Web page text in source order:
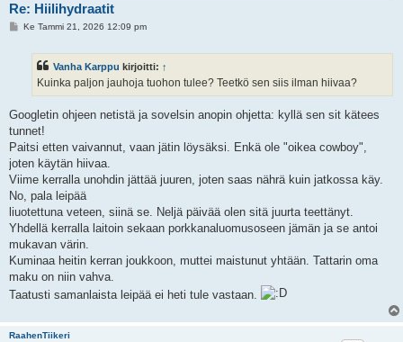
Re: Hiilihydraatit
VKe Tammi 21, 2026 12:09 pm
Vanha Karppu kirjoitti: ↑
Kuinka paljon jauhoja tuohon tulee? Teetkö sen siis ilman hiivaa?
Googletin ohjeen netistä ja sovelsin anopin ohjetta: kyllä sen sit kätees
tunnet!
Paitsi etten vaivannut, vaan jätin löysäksi. Enkä ole "oikea cowboy",
joten käytän hiivaa.
Viime kerralla unohdin jättää juuren, joten saas nährä kuin jatkossa käy.
No, pala leipää
liuotettuna veteen, siinä se. Neljä päivää olen sitä juurta teettänyt.
Yhdellä kerralla laitoin sekaan porkkanaluomusoseen jämän ja se antoi
mukavan värin.
Kuminaa heitin kerran joukkoon, muttei maistunut yhtään. Tattarin oma
maku on niin vahva.
Taatusti samanlaista leipää ei heti tule vastaan.
RaahenTiikeri